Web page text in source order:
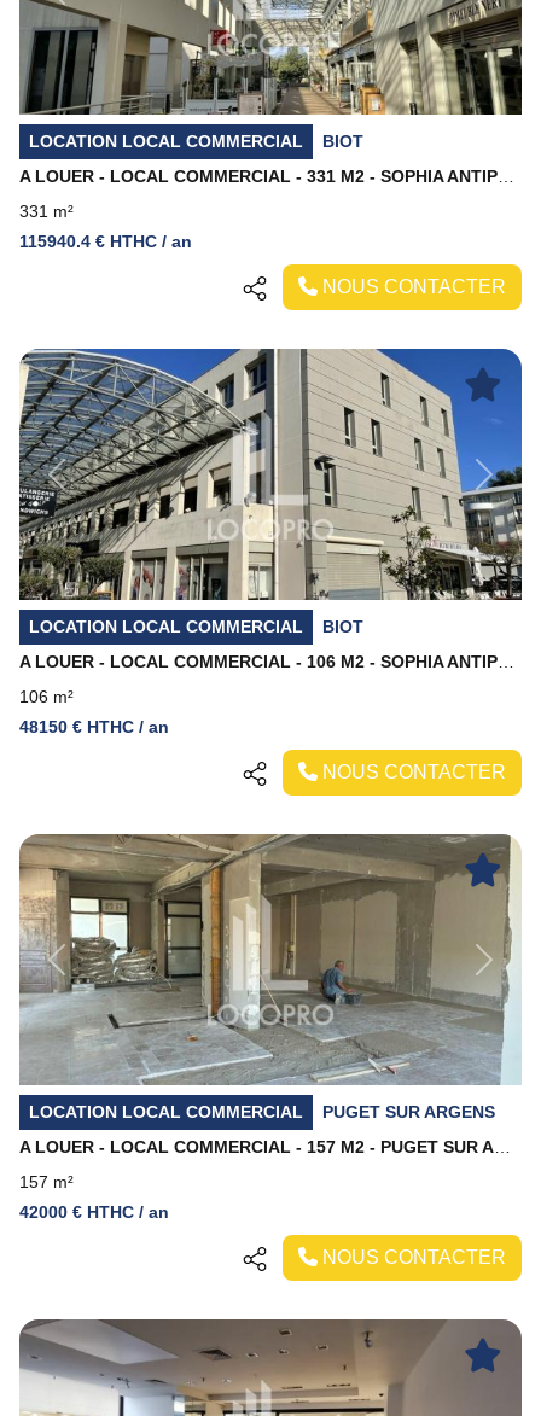
LOCATION LOCAL COMMERCIAL
BIOT
331 m²
115940.4 € HTHC / an
NOUS CONTACTER
Previous Next
LOCATION LOCAL COMMERCIAL
BIOT
106 m²
48150 € HTHC / an
NOUS CONTACTER
Previous Next
LOCATION LOCAL COMMERCIAL
PUGET SUR ARGENS
157 m²
42000 € HTHC / an
NOUS CONTACTER